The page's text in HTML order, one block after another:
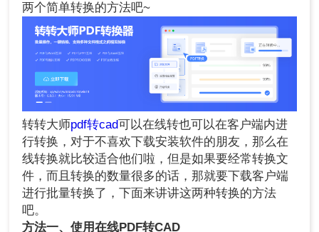
两个简单转换的方法吧~
转转大师pdf转cad可以在线转也可以在客户端内进
行转换，对于不喜欢下载安装软件的朋友，那么在
线转换就比较适合他们啦，但是如果要经常转换文
件，而且转换的数量很多的话，那就要下载客户端
进行批量转换了，下面来讲讲这两种转换的方法
吧。
方法一、使用在线PDF转CAD